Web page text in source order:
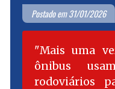
Postado em 31/01/2026
Mais uma
ônibus
rodoviários